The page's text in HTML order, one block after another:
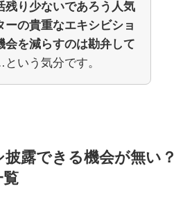
残り少ないであろう人気
ーの貴重なエキシビショ
会を減らすのは勘弁して
いう気分です。
露できる機会が無い？
覧